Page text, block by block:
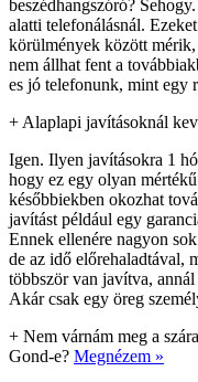
beszédhangszóró?
alatti telefonálásnál.
körülmények között mérik,
nem állhat fent a
es jó telefonunk, mint egy
+ Alaplapi javításoknál
Igen. Ilyen javításokra 1
hogy ez egy olyan
későbbiekben okozhat
javítást például egy
Ennek ellenére nagyon
de az idő előrehaladtával,
többször van javítva,
Akár csak egy öreg
+ Nem várnám meg a
Gond-e? Megnézem »